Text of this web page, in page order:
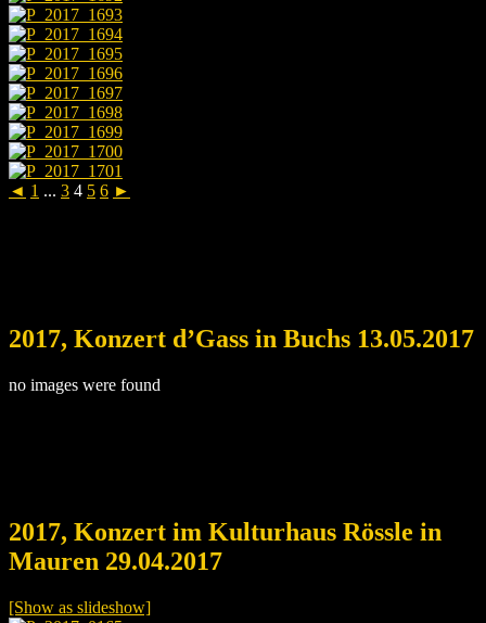
◄ 1 ... 3 4 5 6 ►
2017, Konzert d’Gass in Buchs 13.05.2017
no images were found
2017, Konzert im Kulturhaus Rössle in
Mauren 29.04.2017
[Show as slideshow]